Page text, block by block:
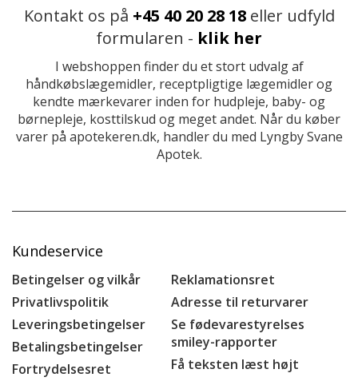
Kontakt os på +45 40 20 28 18eller udfyld
formularen - klik her
I webshoppen finder du et stort udvalg af
håndkøbslægemidler, receptpligtige lægemidler og
kendte mærkevarer inden for hudpleje, baby- og
børnepleje, kosttilskud og meget andet. Når du køber
varer på apotekeren.dk, handler du med Lyngby Svane
Apotek.
Kundeservice
Betingelser og vilkår
Privatlivspolitik
Leveringsbetingelser
Betalingsbetingelser
Fortrydelsesret
Reklamationsret
Adresse til returvarer
Se fødevarestyrelses
smiley-rapporter
Få teksten læst højt